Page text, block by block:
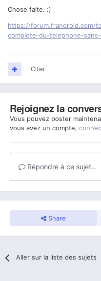
Chose faite. :)
https://forum.frandroid.com/
complete-du-telephone-
Citer
Rejoignez la
Vous pouvez poster
vous avez un compte,
Répondre à ce sujet…
Share
Aller sur la liste des sujets